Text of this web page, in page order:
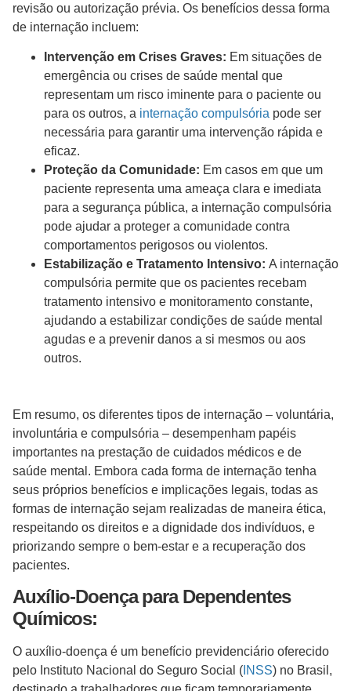
revisão ou autorização prévia. Os benefícios dessa forma
de internação incluem:
Intervenção em Crises Graves: Em situações de
emergência ou crises de saúde mental que
representam um risco iminente para o paciente ou
para os outros, a internação compulsória pode ser
necessária para garantir uma intervenção rápida e
eficaz.
Proteção da Comunidade: Em casos em que um
paciente representa uma ameaça clara e imediata
para a segurança pública, a internação compulsória
pode ajudar a proteger a comunidade contra
comportamentos perigosos ou violentos.
Estabilização e Tratamento Intensivo: A internação
compulsória permite que os pacientes recebam
tratamento intensivo e monitoramento constante,
ajudando a estabilizar condições de saúde mental
agudas e a prevenir danos a si mesmos ou aos
outros.
Em resumo, os diferentes tipos de internação – voluntária,
involuntária e compulsória – desempenham papéis
importantes na prestação de cuidados médicos e de
saúde mental. Embora cada forma de internação tenha
seus próprios benefícios e implicações legais, todas as
formas de internação sejam realizadas de maneira ética,
respeitando os direitos e a dignidade dos indivíduos, e
priorizando sempre o bem-estar e a recuperação dos
pacientes.
Auxílio-Doença para Dependentes
Químicos:
O auxílio-doença é um benefício previdenciário oferecido
pelo Instituto Nacional do Seguro Social ( INSS) no Brasil,